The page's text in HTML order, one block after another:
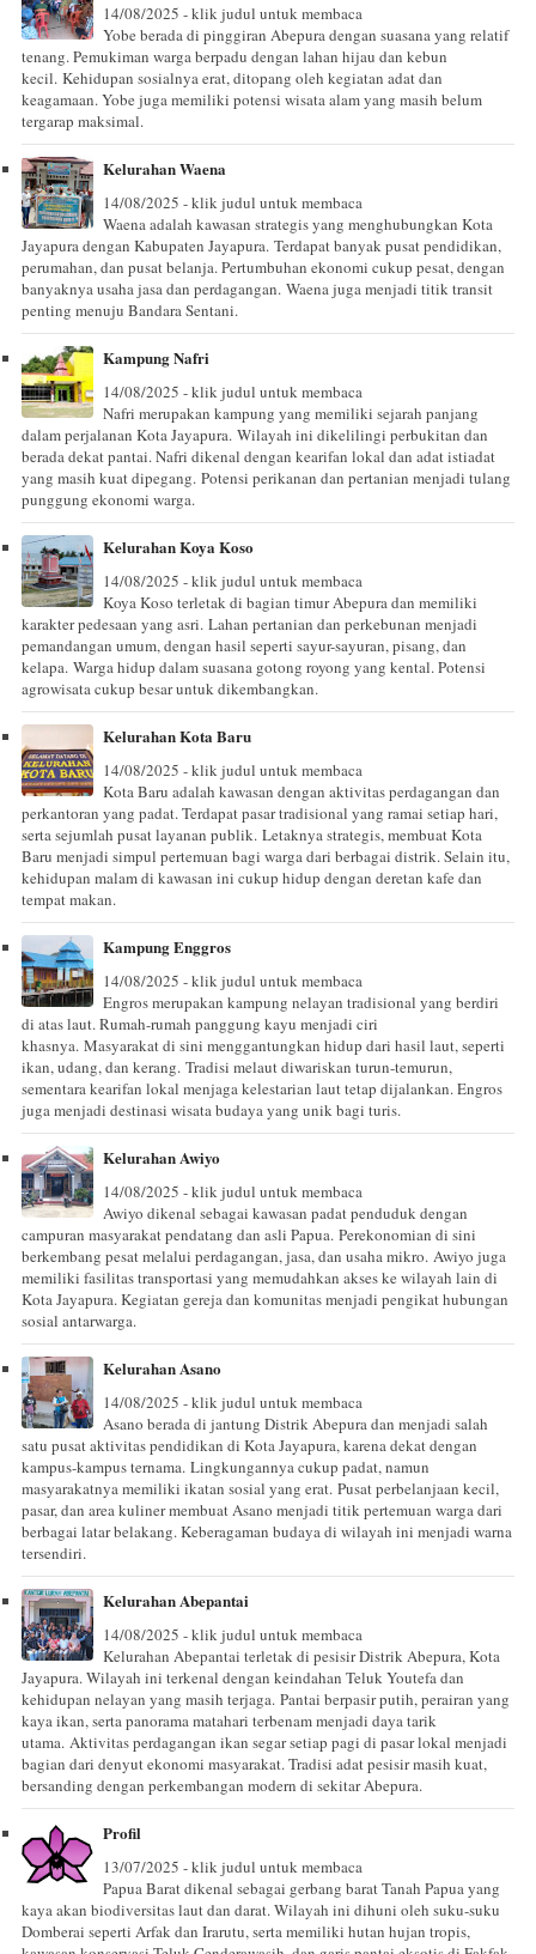
14/08/2025 - klik judul untuk membaca
Yobe berada di pinggiran Abepura dengan suasana yang relatif
tenang. Pemukiman warga berpadu dengan lahan hijau dan kebun
kecil. Kehidupan sosialnya erat, ditopang oleh kegiatan adat dan
keagamaan. Yobe juga memiliki potensi wisata alam yang masih belum
tergarap maksimal.
Kelurahan Waena
14/08/2025 - klik judul untuk membaca
Waena adalah kawasan strategis yang menghubungkan Kota
Jayapura dengan Kabupaten Jayapura. Terdapat banyak pusat pendidikan,
perumahan, dan pusat belanja. Pertumbuhan ekonomi cukup pesat, dengan
banyaknya usaha jasa dan perdagangan. Waena juga menjadi titik transit
penting menuju Bandara Sentani.
Kampung Nafri
14/08/2025 - klik judul untuk membaca
Nafri merupakan kampung yang memiliki sejarah panjang
dalam perjalanan Kota Jayapura. Wilayah ini dikelilingi perbukitan dan
berada dekat pantai. Nafri dikenal dengan kearifan lokal dan adat istiadat
yang masih kuat dipegang. Potensi perikanan dan pertanian menjadi tulang
punggung ekonomi warga.
Kelurahan Koya Koso
14/08/2025 - klik judul untuk membaca
Koya Koso terletak di bagian timur Abepura dan memiliki
karakter pedesaan yang asri. Lahan pertanian dan perkebunan menjadi
pemandangan umum, dengan hasil seperti sayur-sayuran, pisang, dan
kelapa. Warga hidup dalam suasana gotong royong yang kental. Potensi
agrowisata cukup besar untuk dikembangkan.
Kelurahan Kota Baru
14/08/2025 - klik judul untuk membaca
Kota Baru adalah kawasan dengan aktivitas perdagangan dan
perkantoran yang padat. Terdapat pasar tradisional yang ramai setiap hari,
serta sejumlah pusat layanan publik. Letaknya strategis, membuat Kota
Baru menjadi simpul pertemuan bagi warga dari berbagai distrik. Selain itu,
kehidupan malam di kawasan ini cukup hidup dengan deretan kafe dan
tempat makan.
Kampung Enggros
14/08/2025 - klik judul untuk membaca
Engros merupakan kampung nelayan tradisional yang berdiri
di atas laut. Rumah-rumah panggung kayu menjadi ciri
khasnya. Masyarakat di sini menggantungkan hidup dari hasil laut, seperti
ikan, udang, dan kerang. Tradisi melaut diwariskan turun-temurun,
sementara kearifan lokal menjaga kelestarian laut tetap dijalankan. Engros
juga menjadi destinasi wisata budaya yang unik bagi turis.
Kelurahan Awiyo
14/08/2025 - klik judul untuk membaca
Awiyo dikenal sebagai kawasan padat penduduk dengan
campuran masyarakat pendatang dan asli Papua. Perekonomian di sini
berkembang pesat melalui perdagangan, jasa, dan usaha mikro. Awiyo juga
memiliki fasilitas transportasi yang memudahkan akses ke wilayah lain di
Kota Jayapura. Kegiatan gereja dan komunitas menjadi pengikat hubungan
sosial antarwarga.
Kelurahan Asano
14/08/2025 - klik judul untuk membaca
Asano berada di jantung Distrik Abepura dan menjadi salah
satu pusat aktivitas pendidikan di Kota Jayapura, karena dekat dengan
kampus-kampus ternama. Lingkungannya cukup padat, namun
masyarakatnya memiliki ikatan sosial yang erat. Pusat perbelanjaan kecil,
pasar, dan area kuliner membuat Asano menjadi titik pertemuan warga dari
berbagai latar belakang. Keberagaman budaya di wilayah ini menjadi warna
tersendiri.
Kelurahan Abepantai
14/08/2025 - klik judul untuk membaca
Kelurahan Abepantai terletak di pesisir Distrik Abepura, Kota
Jayapura. Wilayah ini terkenal dengan keindahan Teluk Youtefa dan
kehidupan nelayan yang masih terjaga. Pantai berpasir putih, perairan yang
kaya ikan, serta panorama matahari terbenam menjadi daya tarik
utama. Aktivitas perdagangan ikan segar setiap pagi di pasar lokal menjadi
bagian dari denyut ekonomi masyarakat. Tradisi adat pesisir masih kuat,
bersanding dengan perkembangan modern di sekitar Abepura.
Profil
13/07/2025 - klik judul untuk membaca
Papua Barat dikenal sebagai gerbang barat Tanah Papua yang
kaya akan biodiversitas laut dan darat. Wilayah ini dihuni oleh suku-suku
Domberai seperti Arfak dan Irarutu, serta memiliki hutan hujan tropis,